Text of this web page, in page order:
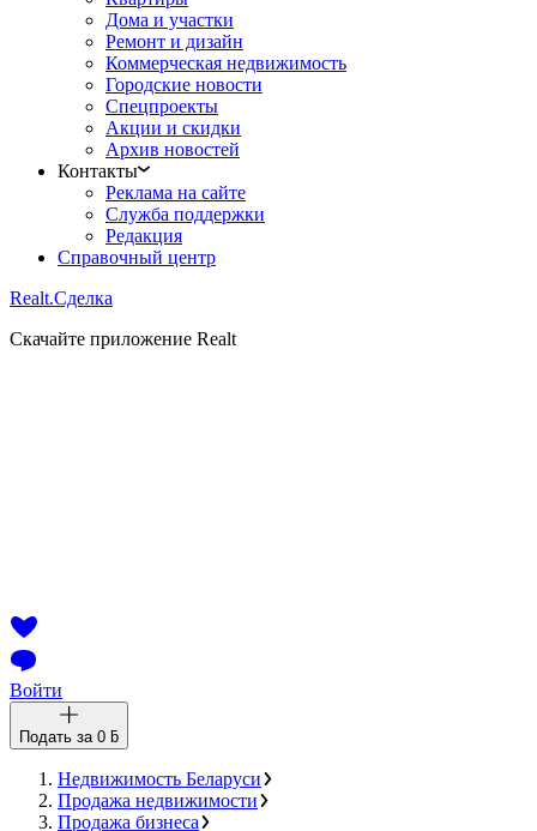
Дома и участки
Ремонт и дизайн
Коммерческая недвижимость
Городские новости
Спецпроекты
Акции и скидки
Архив новостей
Контакты
Реклама на сайте
Служба поддержки
Редакция
Справочный центр
Realt.Сделка
Скачайте приложение Realt
Войти
Подать за 0 ƃ
Недвижимость Беларуси
Продажа недвижимости
Продажа бизнеса